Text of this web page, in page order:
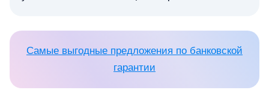
Самые выгодные предложения по банковской
гарантии